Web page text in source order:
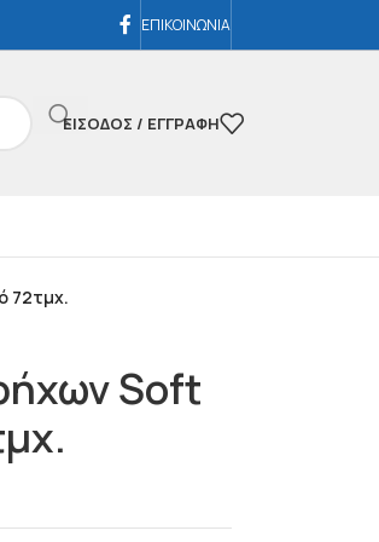
ΕΠΙΚΟΙΝΩΝΙΑ
ΕΊΣΟΔΟΣ / ΕΓΓΡΑΦΉ
72τμχ.
Soft